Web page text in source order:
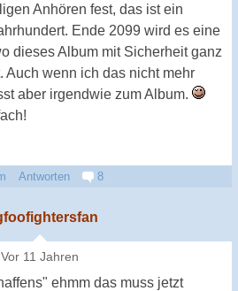
Anhören fest, das ist ein
Ende 2099 wird es eine
dieses Album mit Sicherheit ganz
Auch wenn ich das nicht mehr
aber irgendwie zum Album.
Antworten 8
Vor 11 Jahren
ehmm das muss jetzt